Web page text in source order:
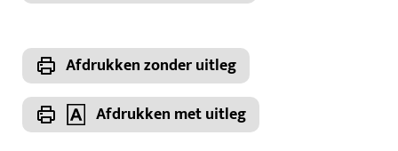
Afdrukken zonder uitleg
Afdrukken met uitleg